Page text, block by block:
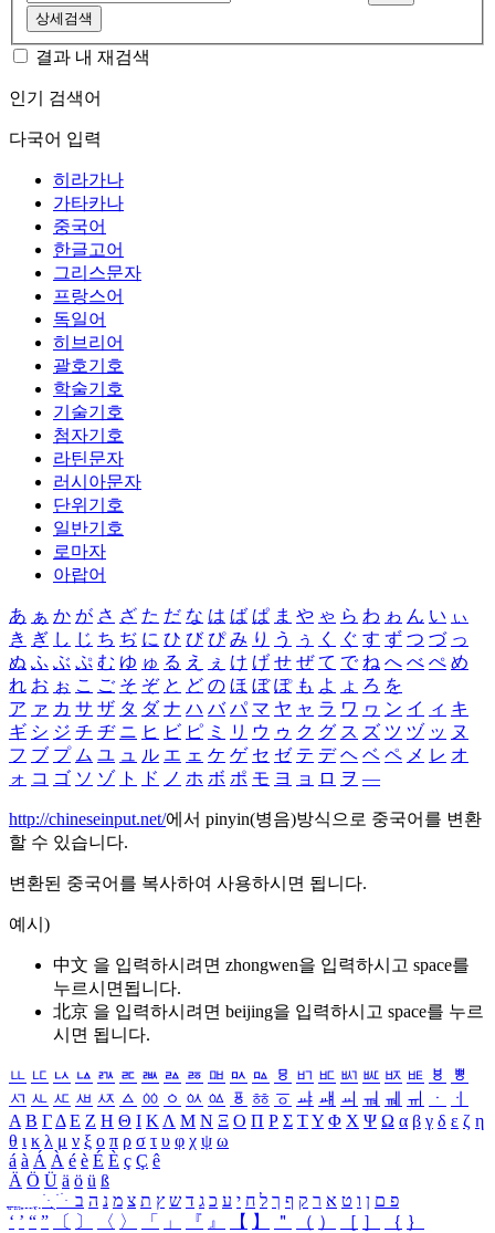
상세검색
결과 내 재검색
인기 검색어
다국어 입력
히라가나
가타카나
중국어
한글고어
그리스문자
프랑스어
독일어
히브리어
괄호기호
학술기호
기술기호
첨자기호
라틴문자
러시아문자
단위기호
일반기호
로마자
아랍어
あ ぁ か が さ ざ た だ な は ば ぱ ま や ゃ ら わ ゎ ん い ぃ
き ぎ し じ ち ぢ に ひ び ぴ み り う ぅ く ぐ す ず つ づ っ
ぬ ふ ぶ ぷ む ゆ ゅ る え ぇ け げ せ ぜ て で ね へ べ ぺ め
れ お ぉ こ ご そ ぞ と ど の ほ ぼ ぽ も よ ょ ろ を
ア ァ カ サ ザ タ ダ ナ ハ バ パ マ ヤ ャ ラ ワ ヮ ン イ ィ キ
ギ シ ジ チ ヂ ニ ヒ ビ ピ ミ リ ウ ゥ ク グ ス ズ ツ ヅ ッ ヌ
フ ブ プ ム ユ ュ ル エ ェ ケ ゲ セ ゼ テ デ ヘ ベ ペ メ レ オ
ォ コ ゴ ソ ゾ ト ド ノ ホ ボ ポ モ ヨ ョ ロ ヲ ―
http://chineseinput.net/에서 pinyin(병음)방식으로 중국어를 변환
할 수 있습니다.
변환된 중국어를 복사하여 사용하시면 됩니다.
예시)
中文 을 입력하시려면 zhongwen을 입력하시고 space를
누르시면됩니다.
北京 을 입력하시려면 beijing을 입력하시고 space를 누르
시면 됩니다.
ㅥ ㅦ ㅧ ㅨ ㅩ ㅪ ㅫ ㅬ ㅭ ㅮ ㅯ ㅰ ㅱ ㅲ ㅳ ㅴ ㅵ ㅶ ㅷ ㅸ
ㅹ
ㅺ ㅻ ㅼ ㅽ ㅾ ㅿ ㆀ ㆁ ㆂ ㆃ ㆄ ㆅ ㆆ ㆇ ㆈ ㆉ ㆊ ㆋ ㆌ ㆍ
ㆎ
Α Β ΓΔ Ε Ζ Η Θ Ι ΚΛ Μ Ν Ξ Ο Π Ρ Σ ΤΥ Φ Χ Ψ Ω α β γ δ ε ζ η
θ ι κ λ μ ν ξ ο π ρ σ τ υ φ χ ψ ω
á à Á À é è É È ç Ç ê
Ä Ö Ü ä ö ü ß
ִֶֹ ֻּ ׁׂ פ ם ן ו ט א ר ק ף ך ל ח י ע כ ג ד ש ץ ת צ מ נ ה ב
‘ ’ “ ” 〔 〕 〈 〉 「 」 『 』 【 】 ＂ （ ） ［ ］ ｛ ｝